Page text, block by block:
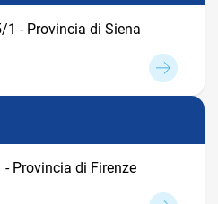
1 - Provincia di Siena
Provincia di Firenze